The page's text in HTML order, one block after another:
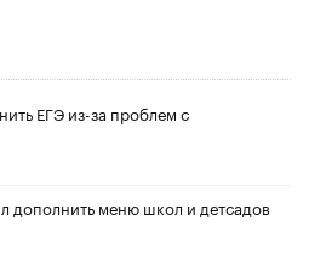
ЕГЭ из-за проблем с
дополнить меню школ и детсадов